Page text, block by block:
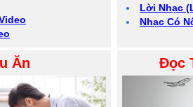
Lời Nhạc
Nhạc Có
Ăn Đọc